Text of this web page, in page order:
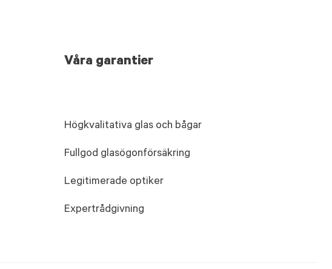
Våra garantier
Högkvalitativa glas och bågar
Fullgod glasögonförsäkring
Legitimerade optiker
Expertrådgivning